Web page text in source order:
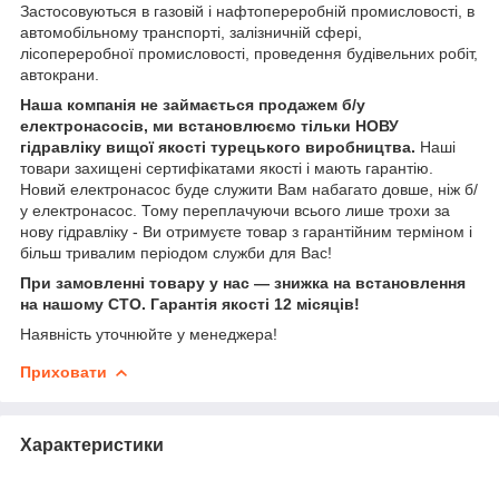
Застосовуються в газовій і нафтопереробній промисловості, в
автомобільному транспорті, залізничній сфері,
лісопереробної промисловості, проведення будівельних робіт,
автокрани.
Наша компанія не займається продажем б/у
електронасосів, ми встановлюємо тільки НОВУ
гідравліку вищої якості турецького виробництва. Наші
товари захищені сертифікатами якості і мають гарантію.
Новий електронасос буде служити Вам набагато довше, ніж б/
у електронасос. Тому переплачуючи всього лише трохи за
нову гідравліку - Ви отримуєте товар з гарантійним терміном і
більш тривалим періодом служби для Вас!
При замовленні товару у нас ― знижка на встановлення
на нашому СТО. Гарантія якості 12 місяців!
Наявність уточнюйте у менеджера!
Приховати
Характеристики